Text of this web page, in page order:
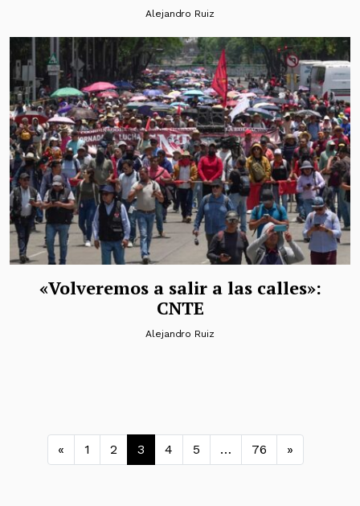
Alejandro Ruiz
«Volveremos a salir a las calles»:
CNTE
Alejandro Ruiz
Navegación de entradas
« 1 2 3 4 5 … 76 »